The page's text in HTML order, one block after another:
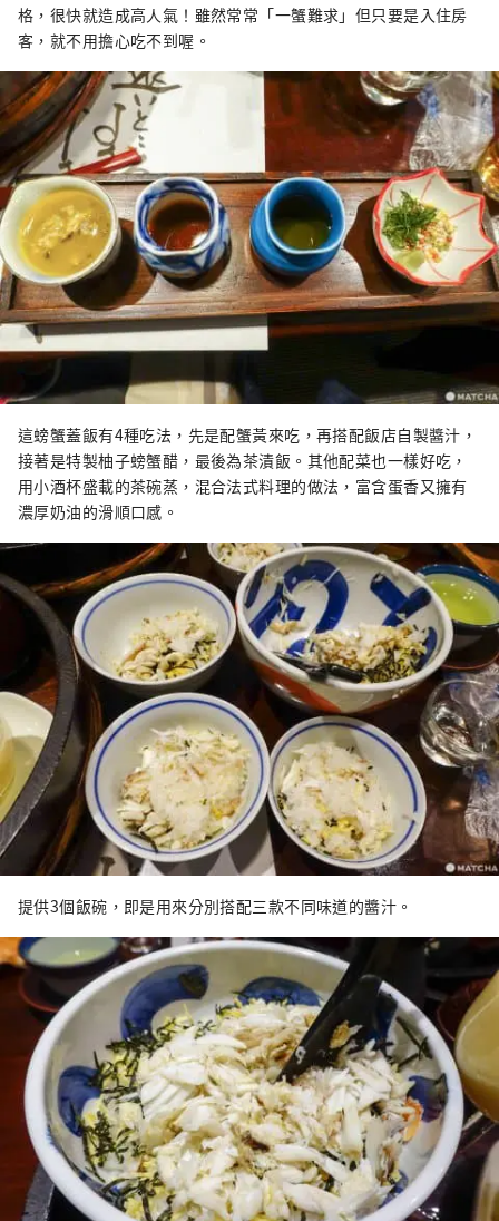
格，很快就造成高人氣！雖然常常「一蟹難求」但只要是入住房
客，就不用擔心吃不到喔。
這螃蟹蓋飯有4種吃法，先是配蟹黃來吃，再搭配飯店自製醬汁，
接著是特製柚子螃蟹醋，最後為茶漬飯。其他配菜也一樣好吃，
用小酒杯盛載的茶碗蒸，混合法式料理的做法，富含蛋香又擁有
濃厚奶油的滑順口感。
提供3個飯碗，即是用來分別搭配三款不同味道的醬汁。